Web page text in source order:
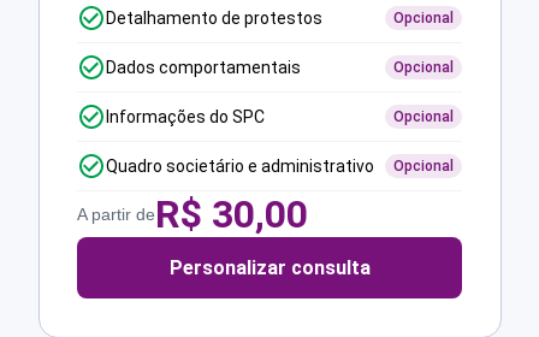
Detalhamento de protestos Opcional
Dados comportamentais Opcional
Informações do SPC Opcional
Quadro societário e administrativo Opcional
A partir deR$ 30,00
Personalizar consulta